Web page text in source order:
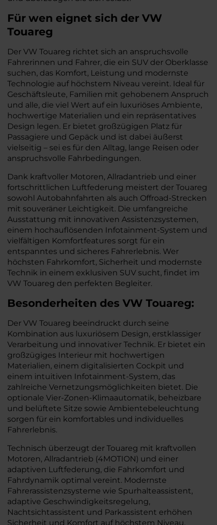
Für wen eignet sich der VW
Touareg
Der VW Touareg richtet sich an anspruchsvolle
Fahrerinnen und Fahrer, die ein SUV der Oberklasse
suchen, das Komfort, Leistung und modernste
Technologie auf höchstem Niveau vereint. Ideal für
Geschäftsleute, Familien mit gehobenem Anspruch
und alle, die viel Wert auf ein luxuriöses Ambiente,
hochwertige Materialien und ein repräsentatives
Design legen. Er bietet großzügigen Platz für
Passagiere und Gepäck und ist dabei äußerst
vielseitig – sei es für den Alltag, lange Reisen oder
anspruchsvolle Fahrbedingungen.
Dank kraftvoller Motoren, Allradantrieb und einer
fortschrittlichen Luftfederung meistert der Touareg
sowohl Autobahnfahrten als auch Offroad-Strecken
mit souveräner Leichtigkeit. Die umfangreiche
Ausstattung mit innovativen Assistenzsystemen,
einem hochauflösenden Infotainment-System und
vielfältigen Komfortfeatures sorgt für ein
entspanntes und sicheres Fahrerlebnis. Wer
höchsten Fahrkomfort, Sicherheit und modernste
Technik in einem exklusiven SUV sucht, findet im
VW Touareg den perfekten Begleiter.
Besonderheiten des VW Touareg:
Der VW Touareg beeindruckt durch seine
Kombination aus luxuriösem Design, erstklassiger
Verarbeitung und innovativer Technik. Er bietet ein
großzügiges Interieur mit hochwertigen
Materialien, einem digitalisierten Cockpit und
einem intuitiven Infotainment-System, das
zahlreiche Vernetzungsmöglichkeiten bietet. Die
optionale Vier-Zonen-Klimaautomatik, beheizbare
und belüftete Sitze sowie Ambientebeleuchtung
sorgen für ein komfortables und individuelles
Fahrerlebnis.
Technisch überzeugt der Touareg mit kraftvollen
Motoren, Allradantrieb (4MOTION) und einer
adaptiven Luftfederung, die Fahrkomfort und
Fahrdynamik optimal vereint. Modernste
Fahrerassistenzsysteme wie Spurhalteassistent,
adaptive Geschwindigkeitsregelung,
Nachtsichtassistent und Parkassistent erhöhen
Sicherheit und Komfort auf höchstem Niveau.